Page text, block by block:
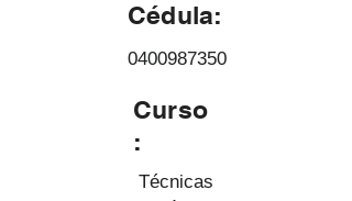
Cédula:
0400987350
Curso
:
Técnicas